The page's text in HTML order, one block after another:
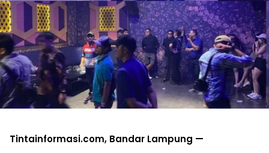
Tintainformasi.com, Bandar Lampung —